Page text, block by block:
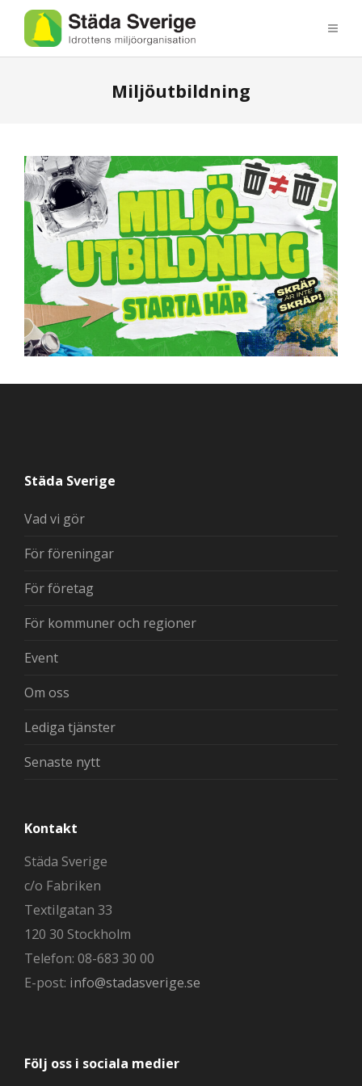
Miljöutbildning
Städa Sverige
Vad vi gör
För föreningar
För företag
För kommuner och regioner
Event
Om oss
Lediga tjänster
Senaste nytt
Kontakt
Städa Sverige
c/o Fabriken
Textilgatan 33
120 30 Stockholm
Telefon: 08-683 30 00
E-post: info@stadasverige.se
Följ oss i sociala medier